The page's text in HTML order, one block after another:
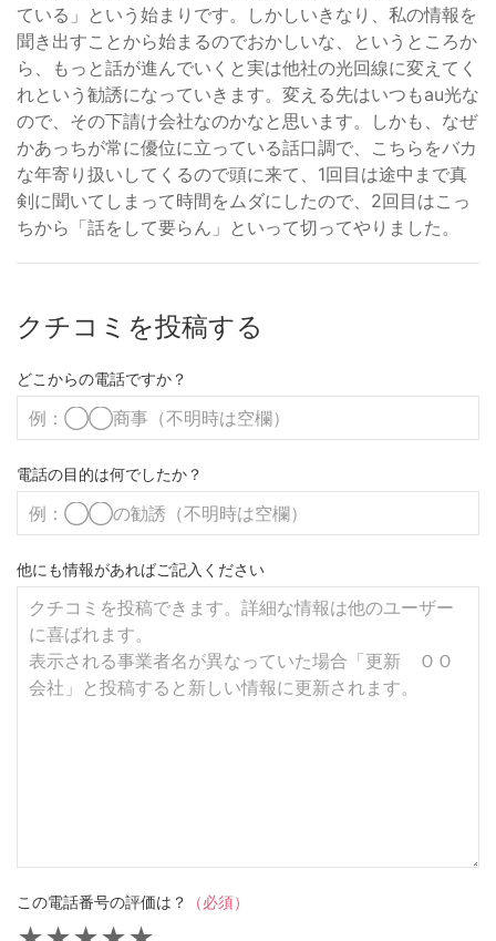
ている」という始まりです。しかしいきなり、私の情報を
聞き出すことから始まるのでおかしいな、というところか
ら、もっと話が進んでいくと実は他社の光回線に変えてく
れという勧誘になっていきます。変える先はいつもau光な
ので、その下請け会社なのかなと思います。しかも、なぜ
かあっちが常に優位に立っている話口調で、こちらをバカ
な年寄り扱いしてくるので頭に来て、1回目は途中まで真
剣に聞いてしまって時間をムダにしたので、2回目はこっ
ちから「話をして要らん」といって切ってやりました。
クチコミを投稿する
どこからの電話ですか？
電話の目的は何でしたか？
他にも情報があればご記入ください
この電話番号の評価は？ （必須）